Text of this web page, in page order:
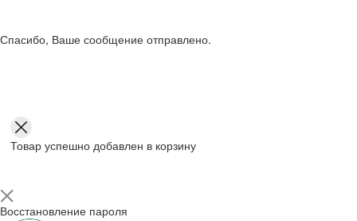
Спасибо, Ваше сообщение отправлено.
Товар успешно добавлен в корзину
Восстановление пароля